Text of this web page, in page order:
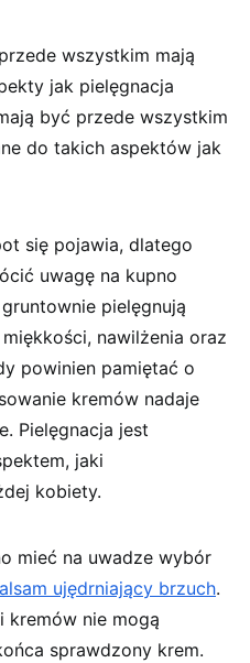
wszystkim mają
jak pielęgnacja
być przede wszystkim
do takich aspektów jak
się pojawia, dlatego
uwagę na kupno
pielęgnują
nawilżenia oraz
powinien pamiętać o
kremów nadaje
Pielęgnacja jest
jaki
kobiety.
mieć na uwadze wybór
ujędrniający brzuch.
kremów nie mogą
sprawdzony krem.